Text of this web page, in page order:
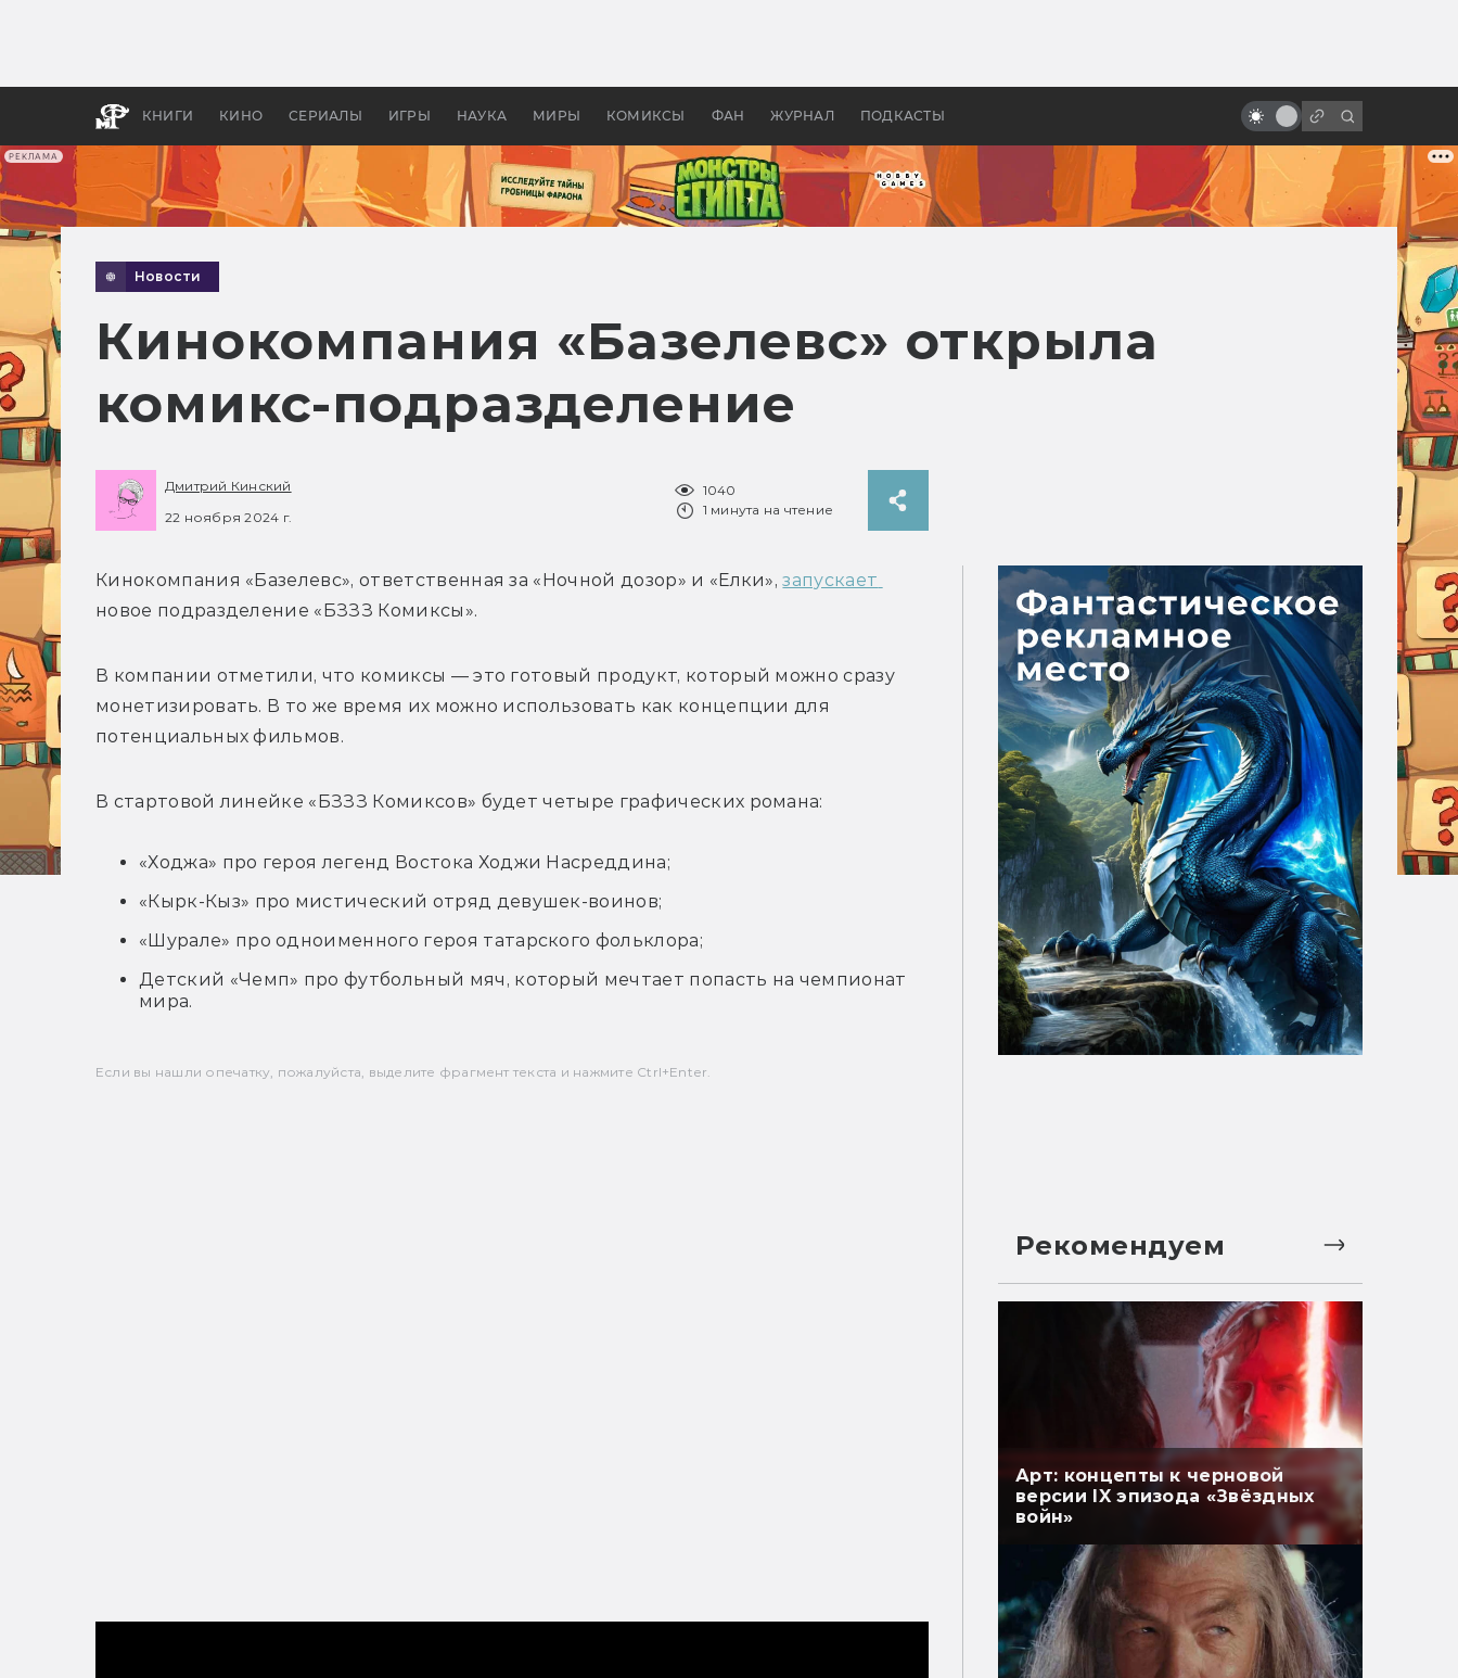
РЕКЛАМА
КНИГИ КИНО СЕРИАЛЫ ИГРЫ НАУКА МИРЫ КОМИКСЫ ФАН ЖУРНАЛ ПОДКАСТЫ
апокалипсис, в России —
бы «Властелина колец»
«Оскаров»
Новости
Кинокомпания «Базелевс» открыла
комикс-подразделение
Дмитрий Кинский
22 ноября 2024 г.
1040
1 минута на чтение
Кинокомпания «Базелевс», ответственная за «Ночной дозор» и «Елки»,
новое подразделение «БЗЗЗ Комиксы».
В компании отметили, что комиксы — это готовый продукт, который можно сразу
монетизировать. В то же время их можно использовать как концепции для
потенциальных фильмов.
В стартовой линейке «БЗЗЗ Комиксов» будет четыре графических романа:
«Ходжа» про героя легенд Востока Ходжи Насреддина;
«Кырк-Кыз» про мистический отряд девушек-воинов;
«Шурале» про одноименного героя татарского фольклора;
Детский «Чемп» про футбольный мяч, который мечтает попасть на чемпионат
мира.
Если вы нашли опечатку, пожалуйста, выделите фрагмент текста и нажмите Ctrl+Enter.
Рекомендуем
Арт: концепты к черновой
версии IX эпизода «Звёздных
войн»